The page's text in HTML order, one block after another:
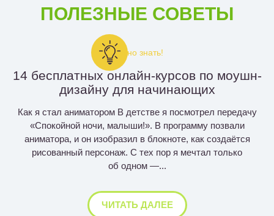
ПОЛЕЗНЫЕ СОВЕТЫ
Важно знать!
14 бесплатных онлайн-курсов по моушн-
дизайну для начинающих
Как я стал аниматором В детстве я посмотрел передачу
«Спокойной ночи, малыши!». В программу позвали
аниматора, и он изобразил в блокноте, как создаётся
рисованный персонаж. С тех пор я мечтал только
об одном —...
ЧИТАТЬ ДАЛЕЕ